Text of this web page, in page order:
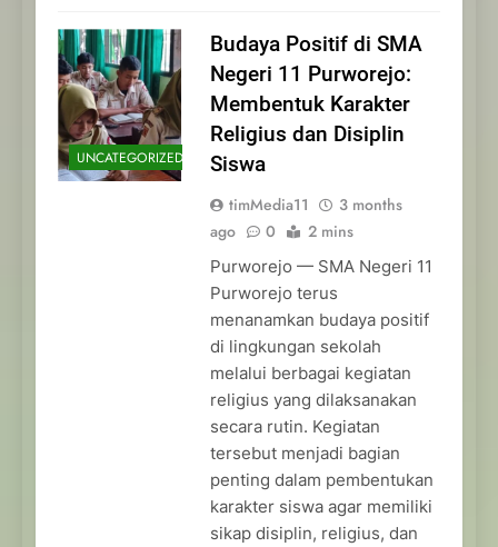
UNCATEGORIZED
Budaya Positif di SMA
Negeri 11 Purworejo:
Membentuk Karakter
Religius dan Disiplin
Siswa
timMedia11
3 months
ago
0 2 mins
Purworejo — SMA Negeri 11
Purworejo terus
menanamkan budaya positif
di lingkungan sekolah
melalui berbagai kegiatan
religius yang dilaksanakan
secara rutin. Kegiatan
tersebut menjadi bagian
penting dalam pembentukan
karakter siswa agar memiliki
sikap disiplin, religius, dan